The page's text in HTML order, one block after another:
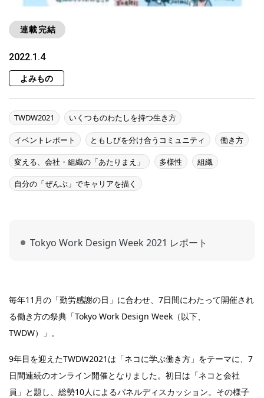
連載完結
2022.1.4
よみもの
TWDW2021 いくつものわたしを持つ生き方
イベントレポート ともしびを分け合うコミュニティ 働き方
変える、会社・組織の「あたりまえ」 多様性 組織
自分の「ぜんぶ」でキャリアを描く
Tokyo Work Design Week 2021 レポート
毎年11月の「勤労感謝の日」に合わせ、7日間にわたって開催され
る働き方の祭典「Tokyo Work Design Week（以下、
TWDW）」。
9年目を迎えたTWDW2021は「ネコに学ぶ働き方」をテーマに、7
日間連続のオンライン開催となりました。初日は「ネコと会社
員」と題し、総勢10人によるパネルディスカッション。その様子